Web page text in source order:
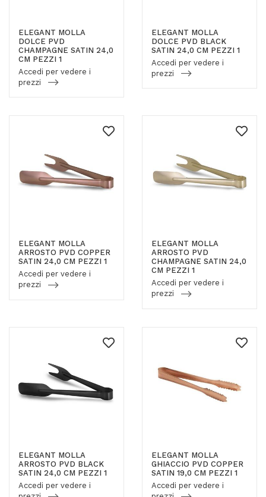
ELEGANT MOLLA
DOLCE PVD
CHAMPAGNE SATIN 24,0
CM PEZZI 1
Accedi per vedere i
prezzi
ELEGANT MOLLA
DOLCE PVD BLACK
SATIN 24,0 CM PEZZI 1
Accedi per vedere i
prezzi
ELEGANT MOLLA
ARROSTO PVD COPPER
SATIN 24,0 CM PEZZI 1
Accedi per vedere i
prezzi
ELEGANT MOLLA
ARROSTO PVD
CHAMPAGNE SATIN 24,0
CM PEZZI 1
Accedi per vedere i
prezzi
ELEGANT MOLLA
ARROSTO PVD BLACK
SATIN 24,0 CM PEZZI 1
Accedi per vedere i
ELEGANT MOLLA
GHIACCIO PVD COPPER
SATIN 19,0 CM PEZZI 1
Accedi per vedere i